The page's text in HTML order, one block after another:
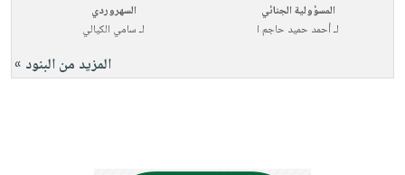
المسؤولية الجنائي
لـأحمد حميد حاجم ا
السهروردي
لـسامي الكيالي
المزيد من البنود »